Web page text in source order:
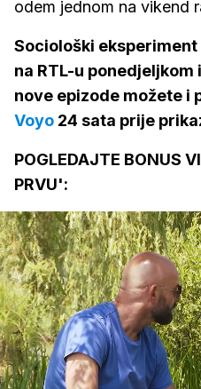
odem jednom na vikend
Sociološki eksperiment
na RTL-u ponedjeljkom
nove epizode možete i
Voyo 24 sata prije
POGLEDAJTE BONUS
PRVU':